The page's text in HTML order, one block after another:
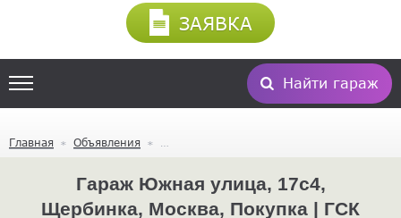
Найти гараж
ЗАЯВКА
Главная Объявления
Гараж Южная улица, 17с4,
Щербинка, Москва, Покупка | ГСК